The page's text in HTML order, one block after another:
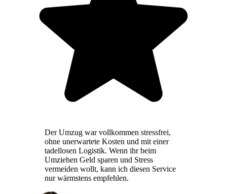
Der Umzug war vollkommen stressfrei,
ohne unerwartete Kosten und mit einer
tadellosen Logistik. Wenn ihr beim
Umziehen Geld sparen und Stress
vermeiden wollt, kann ich diesen Service
nur wärmstens empfehlen.